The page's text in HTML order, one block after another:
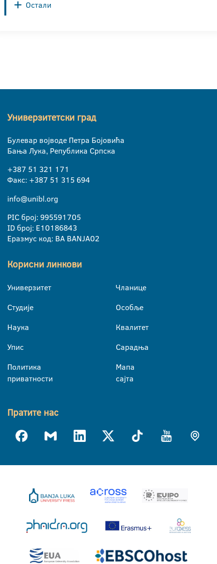
Остали
Универзитетски град
Булевар војводе Петра Бојовића
Бања Лука, Република Српска
+387 51 321 171
Факс: +387 51 315 694
info@unibl.org
PIC број: 995591705
ID број: E10186843
Еразмус код: BA BANJA02
Корисни линкови
Универзитет
Студије
Наука
Упис
Политика
приватности
Чланице
Особље
Квалитет
Сарадња
Мапа
сајта
Пратите нас